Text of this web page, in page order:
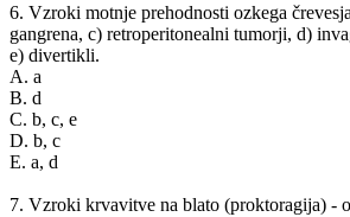
6. Vzroki motnje prehodnosti ozkega
gangrena, c) retroperitonealni tumorji, d)
e) divertikli.
A. a
B. d
C. b, c, e
D. b, c
E. a, d
7. Vzroki krvavitve na blato (proktoragija) -